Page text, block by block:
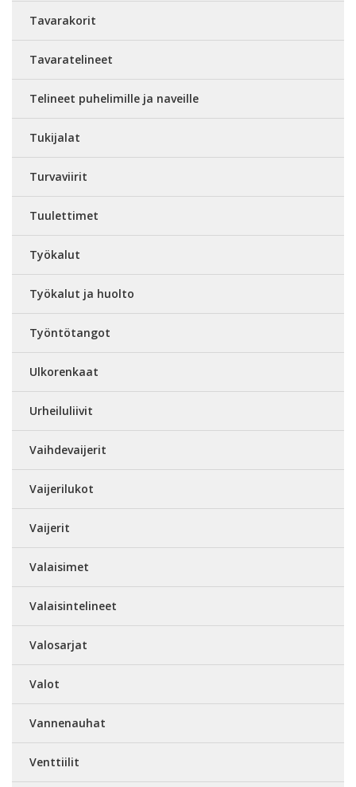
Tavarakorit
Tavaratelineet
Telineet puhelimille ja naveille
Tukijalat
Turvaviirit
Tuulettimet
Työkalut
Työkalut ja huolto
Työntötangot
Ulkorenkaat
Urheiluliivit
Vaihdevaijerit
Vaijerilukot
Vaijerit
Valaisimet
Valaisintelineet
Valosarjat
Valot
Vannenauhat
Venttiilit